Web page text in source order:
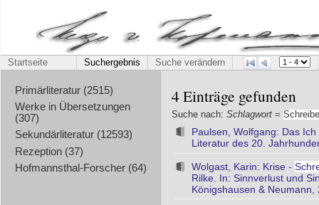
Startseite Suchergebnis Suche verändern
Primärliteratur (2515)
Werke in Übersetzungen
(307)
Sekundärliteratur (12593)
Rezeption (37)
Hofmannsthal-Forscher (64)
4 Einträge gefunden
Suche nach: Schlagwort =
Paulsen, Wolfgang: Das
Literatur des 20.
Wolgast, Karin: Krise -
Rilke. In: Sinnverlust und
Königshausen & Neumann,